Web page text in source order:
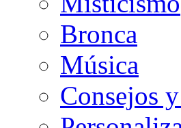
Bronca
Música
Consejos